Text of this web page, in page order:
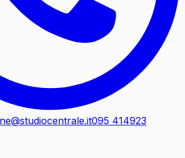
095 414923